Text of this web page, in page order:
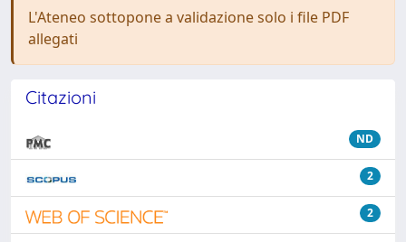
L'Ateneo sottopone a validazione solo i file PDF
allegati
Citazioni
ND
2
2